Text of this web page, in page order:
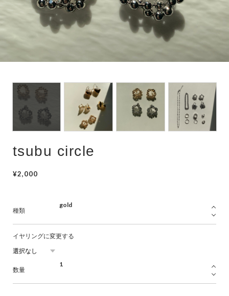
bracelet
choker
tsubu circle
¥2,000
種類
イヤリングに変更する
数量